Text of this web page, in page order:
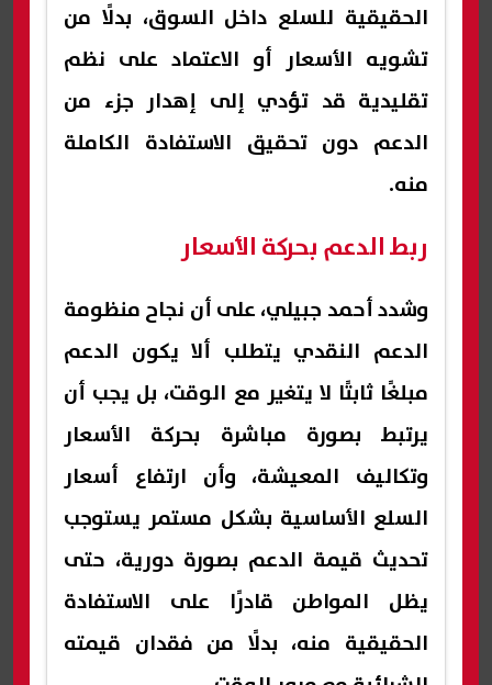
الحقيقية للسلع داخل السوق، بدلًا من
تشويه الأسعار أو الاعتماد على نظم
تقليدية قد تؤدي إلى إهدار جزء من
الدعم دون تحقيق الاستفادة الكاملة
منه.
ربط الدعم بحركة الأسعار
وشدد أحمد جبيلي، على أن نجاح منظومة
الدعم النقدي يتطلب ألا يكون الدعم
مبلغًا ثابتًا لا يتغير مع الوقت، بل يجب أن
يرتبط بصورة مباشرة بحركة الأسعار
وتكاليف المعيشة، وأن ارتفاع أسعار
السلع الأساسية بشكل مستمر يستوجب
تحديث قيمة الدعم بصورة دورية، حتى
يظل المواطن قادرًا على الاستفادة
الحقيقية منه، بدلًا من فقدان قيمته